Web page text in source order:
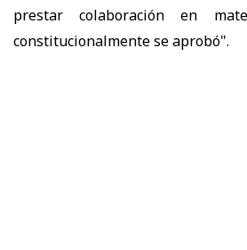
prestar colaboración en
constitucionalmente se aprobó".